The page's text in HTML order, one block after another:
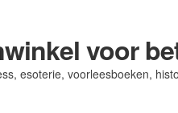
voor
esoterie, voorleesboeken,